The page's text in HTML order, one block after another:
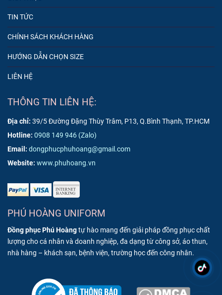
TIN TỨC
CHÍNH SÁCH KHÁCH HÀNG
HƯỚNG DẪN CHỌN SIZE
LIÊN HỆ
THÔNG TIN LIÊN HỆ:
Địa chỉ: 39/5 Đường Đặng Thùy Trâm, P13, Q.Bình Thạnh, TP.HCM
Hotline: 0908 149 946 (Zalo)
Email: dongphucphuhoang@gmail.com
Website: www.phuhoang.vn
PHÚ HOÀNG UNIFORM
Đồng phục Phú Hoàngtự hào mang đến giải pháp đồng phục chất
lượng cho cá nhân và doanh nghiệp, đa dạng từ công sở, áo thun,
nhà hàng – khách sạn, bệnh viện, trường học đến công nhân.